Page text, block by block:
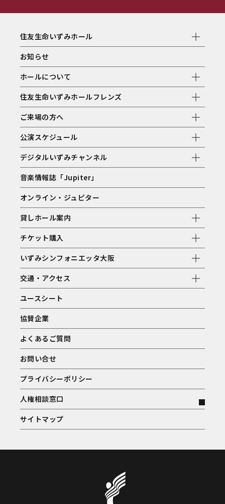
住友生命いずみホール
お知らせ
ホールについて
住友生命いずみホールフレンズ
ご来場の方へ
公演スケジュール
デジタルいずみチャンネル
音楽情報誌「Jupiter」
オンライン・ジュピター
貸しホール案内
チケット購入
いずみシンフォニエッタ大阪
交通・アクセス
ユースシート
協賛企業
よくあるご質問
お問い合せ
プライバシーポリシー
人権相談窓口
サイトマップ